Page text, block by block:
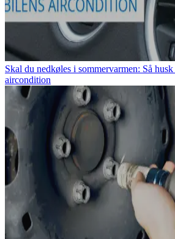
Skal du nedkøles i sommervarmen: Så
aircondition